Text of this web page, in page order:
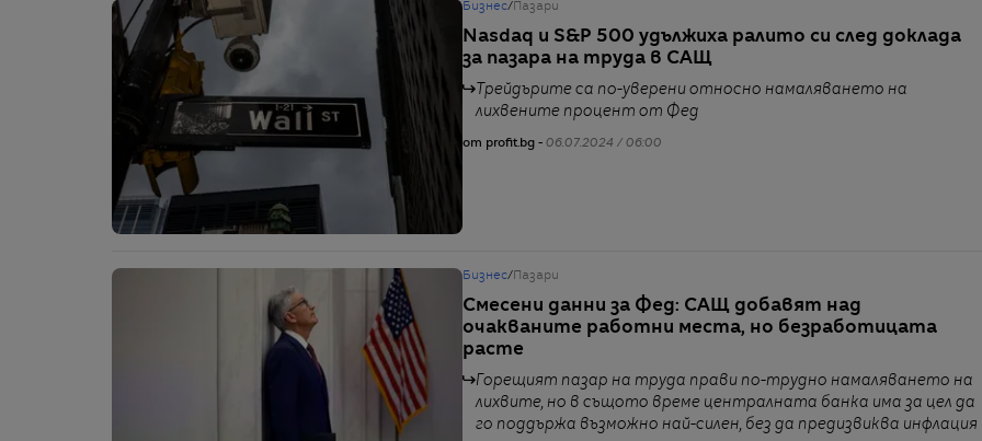
Бизнес/ Пазари
Nasdaq и S&P 500 удължиха ралито си след доклада
за пазара на труда в САЩ
Трейдърите са по-уверени относно намаляването на
лихвените процент от Фед
от profit.bg - 06.07.2024 / 06:00
Бизнес/ Пазари
Смесени данни за Фед: САЩ добавят над
очакваните работни места, но безработицата
расте
Горещият пазар на труда прави по-трудно намаляването на
лихвите, но в същото време централната банка има за цел да
го поддържа възможно най-силен, без да предизвиква инфлация